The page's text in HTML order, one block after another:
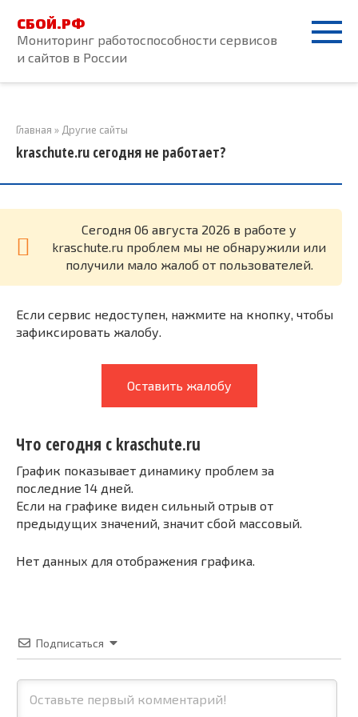
контенту
СБОЙ.РФ
Мониторинг работоспособности сервисов
и сайтов в России
Главная » Другие сайты
kraschute.ru сегодня не работает?
Cегодня 06 августа 2026 в работе у
kraschute.ru проблем мы не обнаружили или
получили мало жалоб от пользователей.
Если сервис недоступен, нажмите на кнопку, чтобы
зафиксировать жалобу.
Оставить жалобу
Что сегодня с kraschute.ru
График показывает динамику проблем за
последние 14 дней.
Если на графике виден сильный отрыв от
предыдущих значений, значит сбой массовый.
Нет данных для отображения графика.
Подписаться